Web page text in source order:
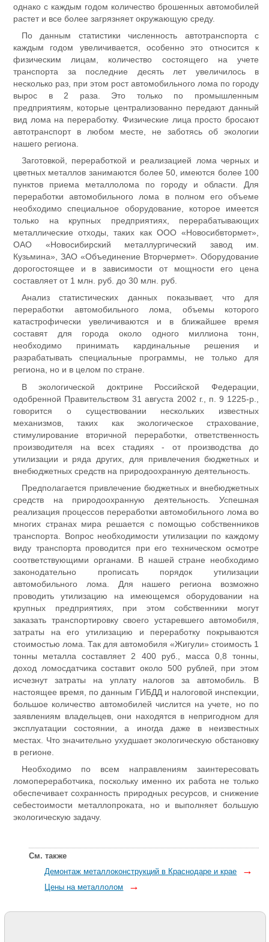
однако с каждым годом количество брошенных автомобилей
растет и все более загрязняет окружающую среду.
По данным статистики численность автотранспорта с
каждым годом увеличивается, особенно это относится к
физическим лицам, количество состоящего на учете
транспорта за последние десять лет увеличилось в
несколько раз, при этом рост автомобильного лома по городу
вырос в 2 раза. Это только по промышленным
предприятиям, которые централизованно передают данный
вид лома на переработку. Физические лица просто бросают
автотранспорт в любом месте, не заботясь об экологии
нашего региона.
Заготовкой, переработкой и реализацией лома черных и
цветных металлов занимаются более 50, имеются более 100
пунктов приема металлолома по городу и области. Для
переработки автомобильного лома в полном его объеме
необходимо специальное оборудование, которое имеется
только на крупных предприятиях, перерабатывающих
металлические отходы, таких как ООО «Новосибвтормет»,
ОАО «Новосибирский металлургический завод им.
Кузьмина», ЗАО «Объединение Вторчермет». Оборудование
дорогостоящее и в зависимости от мощности его цена
составляет от 1 млн. руб. до 30 млн. руб.
Анализ статистических данных показывает, что для
переработки автомобильного лома, объемы которого
катастрофически увеличиваются и в ближайшее время
составят для города около одного миллиона тонн,
необходимо принимать кардинальные решения и
разрабатывать специальные программы, не только для
региона, но и в целом по стране.
В экологической доктрине Российской Федерации,
одобренной Правительством 31 августа 2002 г., п. 9 1225-р.,
говорится о существовании нескольких известных
механизмов, таких как экологическое страхование,
стимулирование вторичной переработки, ответственность
производителя на всех стадиях - от производства до
утилизации и ряда других, для привлечения бюджетных и
внебюджетных средств на природоохранную деятельность.
Предполагается привлечение бюджетных и внебюджетных
средств на природоохранную деятельность. Успешная
реализация процессов переработки автомобильного лома во
многих странах мира решается с помощью собственников
транспорта. Вопрос необходимости утилизации по каждому
виду транспорта проводится при его техническом осмотре
соответствующими органами. В нашей стране необходимо
законодательно прописать порядок утилизации
автомобильного лома. Для нашего региона возможно
проводить утилизацию на имеющемся оборудовании на
крупных предприятиях, при этом собственники могут
заказать транспортировку своего устаревшего автомобиля,
затраты на его утилизацию и переработку покрываются
стоимостью лома. Так для автомобиля «Жигули» стоимость 1
тонны металла составляет 2 400 руб., масса 0,8 тонны,
доход ломосдатчика составит около 500 рублей, при этом
исчезнут затраты на уплату налогов за автомобиль. В
настоящее время, по данным ГИБДД и налоговой инспекции,
большое количество автомобилей числится на учете, но по
заявлениям владельцев, они находятся в непригодном для
эксплуатации состоянии, а иногда даже в неизвестных
местах. Что значительно ухудшает экологическую обстановку
в регионе.
Необходимо по всем направлениям заинтересовать
ломопереработчика, поскольку именно их работа не только
обеспечивает сохранность природных ресурсов, и снижение
себестоимости металлопроката, но и выполняет большую
экологическую задачу.
См. также
Демонтаж металлоконструкций в Краснодаре и крае
→
Цены на металлолом →